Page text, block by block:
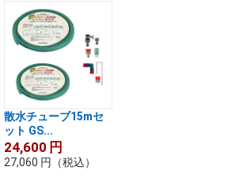
散水チューブ15mセ
ット GS...
24,600 円
27,060 円 （税込）